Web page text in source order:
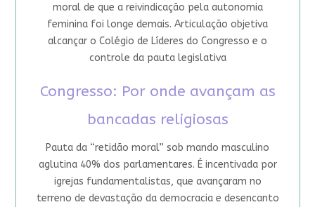
moral de que a reivindicação pela autonomia
feminina foi longe demais. Articulação objetiva
alcançar o Colégio de Líderes do Congresso e o
controle da pauta legislativa
Congresso: Por onde avançam as
bancadas religiosas
Pauta da “retidão moral” sob mando masculino
aglutina 40% dos parlamentares. É incentivada por
igrejas fundamentalistas, que avançaram no
terreno de devastação da democracia e desencanto